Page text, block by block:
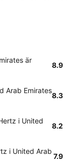
är
8.9
Arab Emirates
8.3
i United
8.2
i United Arab
7.9